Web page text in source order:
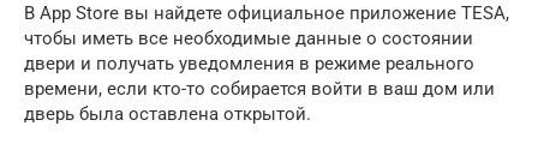
В App Store вы найдете официальное приложение TESA,
чтобы иметь все необходимые данные о состоянии
двери и получать уведомления в режиме реального
времени, если кто-то собирается войти в ваш дом или
дверь была оставлена ​​открытой.